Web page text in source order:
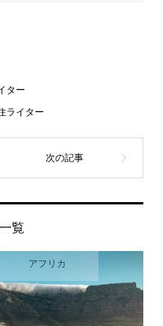
ター
ライター
覧
アフリカ